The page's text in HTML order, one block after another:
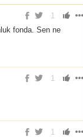
1
fonda. Sen ne
1
1